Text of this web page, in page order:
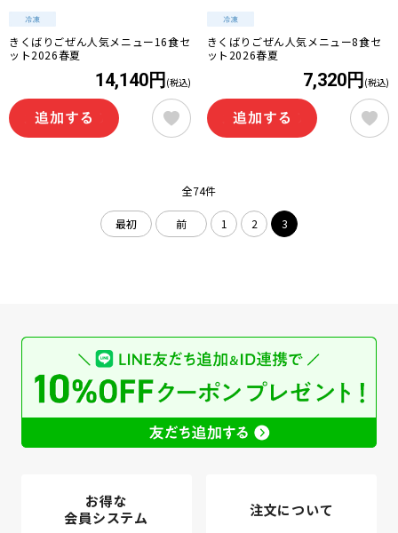
きくばりごぜん人気メニュー16食セ
ット2026春夏
14,140円 (税込)
きくばりごぜん人気メニュー8食セ
ット2026春夏
7,320円 (税込)
全74件
最初 前 1 2 3
お得な
会員システム
注文について